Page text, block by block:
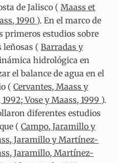
de Jalisco (Maass et
1990 ). En el marco de
primeros estudios sobre
leñosas (Barradas y
hidrológica en
el balance de agua en el
(Cervantes, Maass y
Vose y Maass, 1999 ).
diferentes estudios
(Campo, Jaramillo y
Jaramillo y Martínez-
Jaramillo, Martínez-